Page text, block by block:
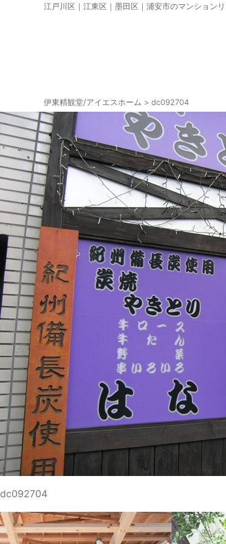
江戸川区｜江東区｜墨田区｜浦安市のマンション
伊東精観堂/アイエスホーム > dc092704
dc092704